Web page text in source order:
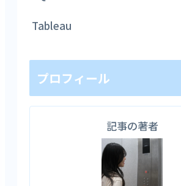
Tableau
プロフィール
記事の著者